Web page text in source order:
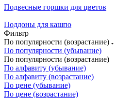
Подвесные горшки для цветов
Поддоны для кашпо
Фильтр
По популярности (возрастание)
По популярности (убывание)
По популярности (возрастание)
По алфавиту (убывание)
По алфавиту (возрастание)
По цене (убывание)
По цене (возрастание)